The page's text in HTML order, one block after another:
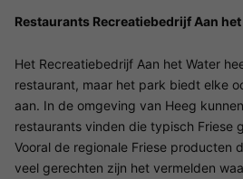
Restaurants Recreatiebedrijf Aan
Het Recreatiebedrijf Aan het Water
restaurant, maar het park biedt elke
aan. In de omgeving van Heeg
restaurants vinden die typisch Friese
Vooral de regionale Friese producten
veel gerechten zijn het vermelden